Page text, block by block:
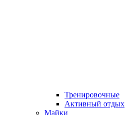
Тренировочные
Активный отдых
Майки